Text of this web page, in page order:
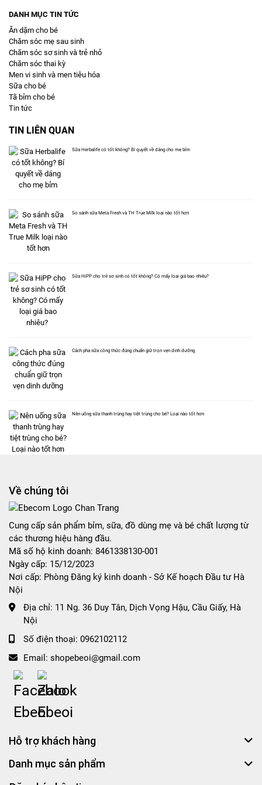
DANH MỤC TIN TỨC
Ăn dặm cho bé
Chăm sóc mẹ sau sinh
Chăm sóc sơ sinh và trẻ nhỏ
Chăm sóc thai kỳ
Men vi sinh và men tiêu hóa
Sữa cho bé
Tã bỉm cho bé
Tin tức
TIN LIÊN QUAN
Sữa Herbalife có tốt không? Bí quyết về dáng cho mẹ bỉm
So sánh sữa Meta Fresh và TH True Milk loại nào tốt hơn
Sữa HiPP cho trẻ sơ sinh có tốt không? Có mấy loại giá bao nhiêu?
Cách pha sữa công thức đúng chuẩn giữ trọn vẹn dinh dưỡng
Nên uống sữa thanh trùng hay tiệt trùng cho bé? Loại nào tốt hơn
Về chúng tôi
Cung cấp sản phẩm bỉm, sữa, đồ dùng mẹ và bé chất lượng từ
các thương hiệu hàng đầu.
Mã số hộ kinh doanh: 8461338130-001
Ngày cấp: 15/12/2023
Nơi cấp: Phòng Đăng ký kinh doanh - Sở Kế hoạch Đầu tư Hà
Nội
Địa chỉ: 11 Ng. 36 Duy Tân, Dịch Vọng Hậu, Cầu Giấy, Hà
Nội
Số điện thoại: 0962102112
Email: shopebeoi@gmail.com
Hỗ trợ khách hàng
Danh mục sản phẩm